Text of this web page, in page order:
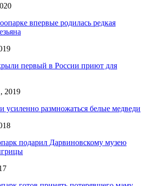
впервые родилась редкая
первый в России приют для
2019
усиленно размножаться белые медведи
подарил Дарвиновскому музею